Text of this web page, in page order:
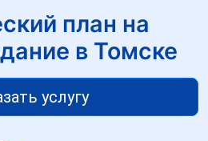
план на
в Томске
услугу